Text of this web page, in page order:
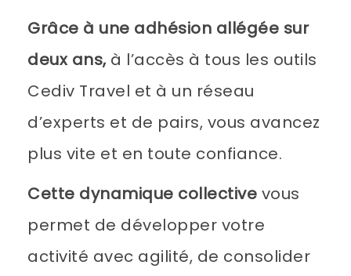
Grâce à une adhésion allégée sur
deux ans, à l’accès à tous les outils
Cediv Travel et à un réseau
d’experts et de pairs, vous avancez
plus vite et en toute confiance.
Cette dynamique collective vous
permet de développer votre
activité avec agilité, de consolider